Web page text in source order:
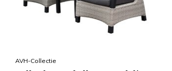
AVH-Collectie